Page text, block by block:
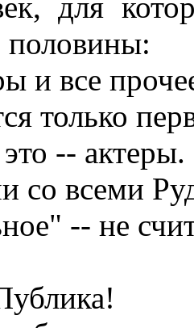
половины:
и все
только
-- актеры.
со всеми
-- не